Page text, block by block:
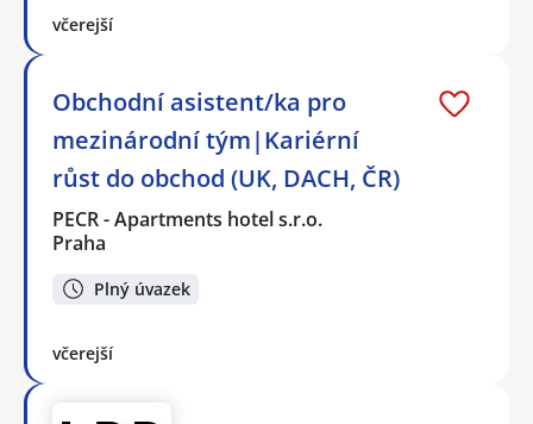
včerejší
Obchodní asistent/ka pro
mezinárodní tým|Kariérní
růst do obchod (UK, DACH, ČR)
PECR - Apartments hotel s.r.o.
Praha
Plný úvazek
včerejší